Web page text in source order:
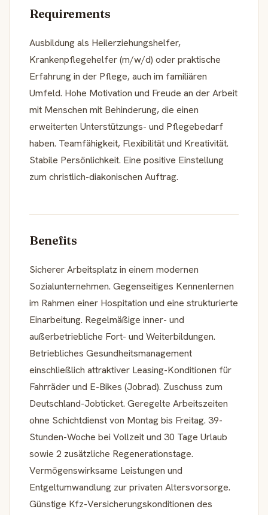
Requirements
Ausbildung als Heilerziehungshelfer,
Krankenpflegehelfer (m/w/d) oder praktische
Erfahrung in der Pflege, auch im familiären
Umfeld. Hohe Motivation und Freude an der Arbeit
mit Menschen mit Behinderung, die einen
erweiterten Unterstützungs- und Pflegebedarf
haben. Teamfähigkeit, Flexibilität und Kreativität.
Stabile Persönlichkeit. Eine positive Einstellung
zum christlich-diakonischen Auftrag.
Benefits
Sicherer Arbeitsplatz in einem modernen
Sozialunternehmen. Gegenseitiges Kennenlernen
im Rahmen einer Hospitation und eine strukturierte
Einarbeitung. Regelmäßige inner- und
außerbetriebliche Fort- und Weiterbildungen.
Betriebliches Gesundheitsmanagement
einschließlich attraktiver Leasing-Konditionen für
Fahrräder und E-Bikes (Jobrad). Zuschuss zum
Deutschland-Jobticket. Geregelte Arbeitszeiten
ohne Schichtdienst von Montag bis Freitag. 39-
Stunden-Woche bei Vollzeit und 30 Tage Urlaub
sowie 2 zusätzliche Regenerationstage.
Vermögenswirksame Leistungen und
Entgeltumwandlung zur privaten Altersvorsorge.
Günstige Kfz-Versicherungskonditionen des